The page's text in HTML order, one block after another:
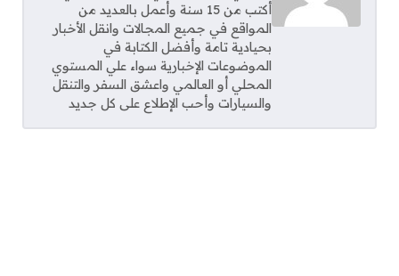
أكتب من 15 سنة وأعمل بالعديد من
المواقع في جميع المجالات وانقل الأخبار
بحيادية تامة وأفضل الكتابة في
الموضوعات الإخبارية سواء علي المستوي
المحلي أو العالمي واعشق السفر والتنقل
والسيارات وأحب الإطلاع على كل جديد